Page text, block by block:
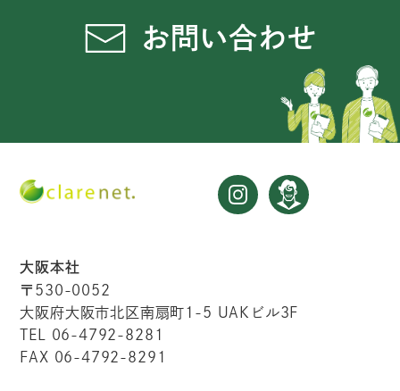
お問い合わせ
大阪本社
〒530-0052
大阪府大阪市北区南扇町1-5 UAKビル3F
TEL 06-4792-8281
FAX 06-4792-8291